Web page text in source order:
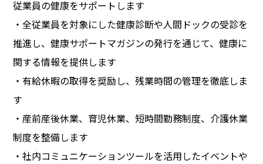
従業員の健康をサポートします
・全従業員を対象にした健康診断や人間ドックの受診を
推進し、健康サポートマガジンの発行を通じて、健康に
関する情報を提供します
・有給休暇の取得を奨励し、残業時間の管理を徹底しま
す
・産前産後休業、育児休業、短時間勤務制度、介護休業
制度を整備します
・社内コミュニケーションツールを活用したイベントや